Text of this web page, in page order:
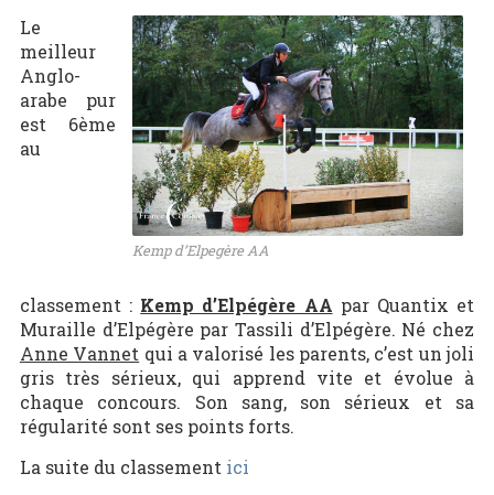
Kemp d’Elpegère AA
Le
meilleur
Anglo-
arabe pur
est 6ème
au
classement : Kemp d’Elpégère AA par Quantix et
Muraille d’Elpégère par Tassili d’Elpégère. Né chez
Anne Vannet qui a valorisé les parents, c’est un joli
gris très sérieux, qui apprend vite et évolue à
chaque concours. Son sang, son sérieux et sa
régularité sont ses points forts.
La suite du classement ici